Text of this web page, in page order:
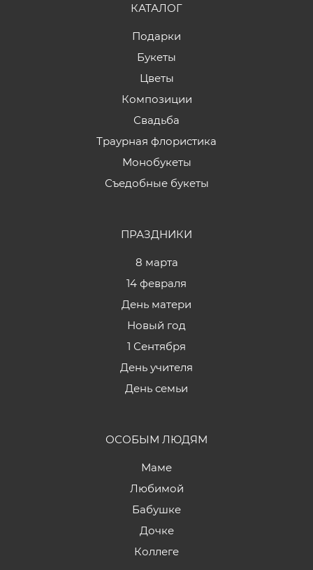
КАТАЛОГ
Подарки
Букеты
Цветы
Композиции
Свадьба
Траурная флористика
Монобукеты
Съедобные букеты
ПРАЗДНИКИ
8 марта
14 февраля
День матери
Новый год
1 Сентября
День учителя
День семьи
ОСОБЫМ ЛЮДЯМ
Маме
Любимой
Бабушке
Дочке
Коллеге